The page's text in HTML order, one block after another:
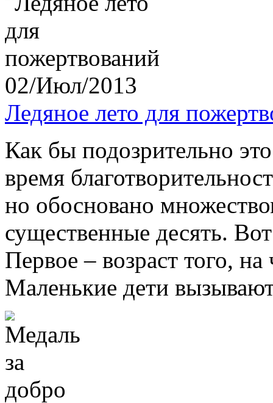
02/Июл/2013
Ледяное лето для
Как бы подозрительно
время
но обосновано
существенные десять.
Первое – возраст того,
Маленькие дети